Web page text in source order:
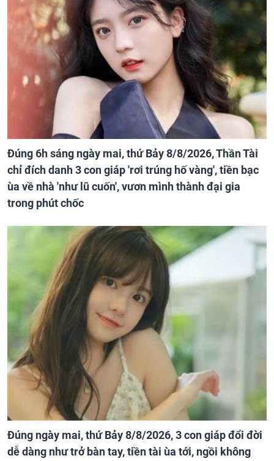
Đúng 6h sáng ngày mai, thứ Bảy 8/8/2026, Thần Tài
chỉ đích danh 3 con giáp 'rơi trúng hố vàng', tiền bạc
ùa về nhà 'như lũ cuốn', vươn mình thành đại gia
trong phút chốc
Đúng ngày mai, thứ Bảy 8/8/2026, 3 con giáp đổi đời
dễ dàng như trở bàn tay, tiền tài ùa tới, ngồi không